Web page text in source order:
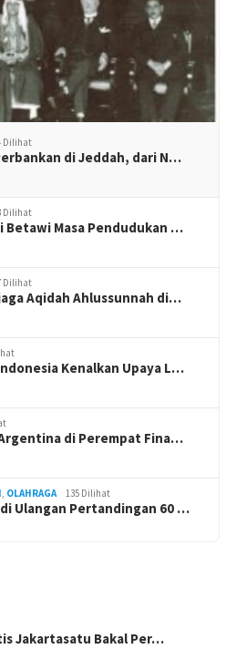
Dilihat
di Jeddah, dari N…
Dilihat
Betawi Masa Pendudukan …
Dilihat
Aqidah Ahlussunnah di…
Kenalkan Upaya L…
di Perempat Fina…
, OLAHRAGA 135 Dilihat
Ulangan Pertandingan 60 …
Jakartasatu Bakal Per…